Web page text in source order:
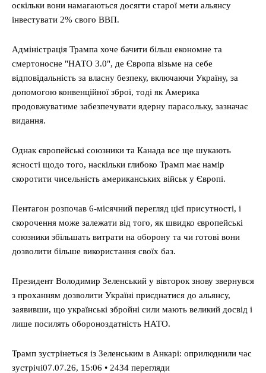
оскільки вони намагаються досягти старої мети альянсу
інвестувати 2% свого ВВП.
Адміністрація Трампа хоче бачити більш економне та
смертоносне "НАТО 3.0", де Європа візьме на себе
відповідальність за власну безпеку, включаючи Україну, за
допомогою конвенційної зброї, тоді як Америка
продовжуватиме забезпечувати ядерну парасольку, зазначає
видання.
Однак європейські союзники та Канада все ще шукають
ясності щодо того, наскільки глибоко Трамп має намір
скоротити чисельність американських військ у Європі.
Пентагон розпочав 6-місячний перегляд цієї присутності, і
скорочення може залежати від того, як швидко європейські
союзники збільшать витрати на оборону та чи готові вони
дозволити більше використання своїх баз.
Президент Володимир Зеленський у вівторок знову звернувся
з проханням дозволити Україні приєднатися до альянсу,
заявивши, що українські збройні сили мають великий досвід і
лише посилять обороноздатність НАТО.
Трамп зустрінеться із Зеленським в Анкарі: оприлюднили час
зустрічі07.07.26, 15:06 • 2434 перегляди